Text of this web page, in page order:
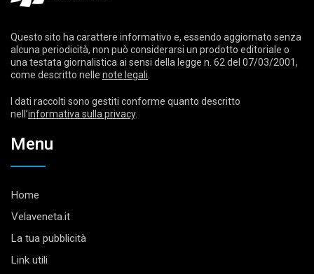
Questo sito ha carattere informativo e, essendo aggiornato senza
alcuna periodicità, non può considerarsi un prodotto editoriale o
una testata giornalistica ai sensi della legge n. 62 del 07/03/2001,
come descritto nelle note legali
I dati raccolti sono gestiti conforme quanto descritto
nell’informativa sulla privacy.
Menu
Home
Velaveneta.it
La tua pubblicità
Link utili